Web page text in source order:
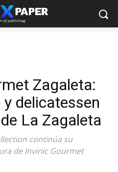
Zagaleta:
delicatessen
La Zagaleta
continúa su
de Invinic Gourmet